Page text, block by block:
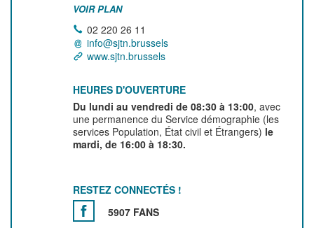
VOIR PLAN
02 220 26 11
info@sjtn.brussels
www.sjtn.brussels
HEURES D'OUVERTURE
Du lundi au vendredi de 08:30 à 13:00, avec
une permanence du Service démographie (les
services Population, État civil et Étrangers) le
mardi, de 16:00 à 18:30.
RESTEZ CONNECTÉS !
5907 FANS